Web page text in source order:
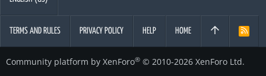
TERMS AND RULES PRIVACY POLICY HELP HOME
R
Community platform by XenForo® © 2010-2026 XenForo Ltd.